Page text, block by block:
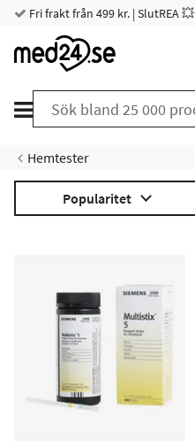
Fri frakt från 499 kr. | SlutREA 💥
Hemtester
Popularitet